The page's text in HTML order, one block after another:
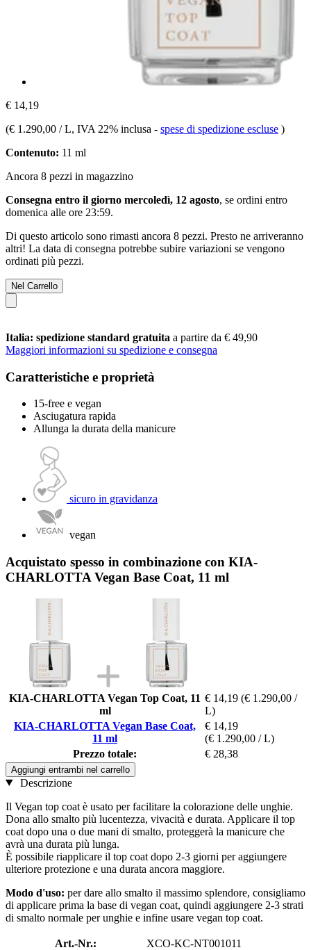
€ 14,19
(€ 1.290,00 / L, IVA 22% inclusa - spese di spedizione escluse )
Contenuto: 11 ml
Ancora 8 pezzi in magazzino
Consegna entro il giorno mercoledì, 12 agosto, se ordini entro
domenica alle ore 23:59.
Di questo articolo sono rimasti ancora 8 pezzi. Presto ne arriveranno
altri! La data di consegna potrebbe subire variazioni se vengono
ordinati più pezzi.
Nel Carrello
Italia: spedizione standard gratuita a partire da € 49,90
Maggiori informazioni su spedizione e consegna
Caratteristiche e proprietà
15-free e vegan
Asciugatura rapida
Allunga la durata della manicure
sicuro in gravidanza
vegan
Acquistato spesso in combinazione con KIA-
CHARLOTTA Vegan Base Coat, 11 ml
KIA-CHARLOTTA Vegan Top Coat, 11
ml
€ 14,19 (€ 1.290,00 /
L)
KIA-CHARLOTTA Vegan Base Coat,
11 ml
€ 14,19
(€ 1.290,00 / L)
Prezzo totale:
€ 28,38
Aggiungi entrambi nel carrello
Descrizione
Il Vegan top coat è usato per facilitare la colorazione delle unghie.
Dona allo smalto più lucentezza, vivacità e durata. Applicare il top
coat dopo una o due mani di smalto, proteggerà la manicure che
avrà una durata più lunga.
È possibile riapplicare il top coat dopo 2-3 giorni per aggiungere
ulteriore protezione e una durata ancora maggiore.
Modo d'uso: per dare allo smalto il massimo splendore, consigliamo
di applicare prima la base di vegan coat, quindi aggiungere 2-3 strati
di smalto normale per unghie e infine usare vegan top coat.
Art.-Nr.:
XCO-KC-NT001011